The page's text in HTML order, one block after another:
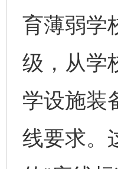
育薄弱学
级，从学
学设施装
线要求。